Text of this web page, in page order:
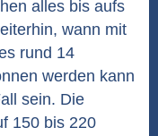
alles bis aufs
wann mit
rund 14
werden kann
sein. Die
150 bis 220